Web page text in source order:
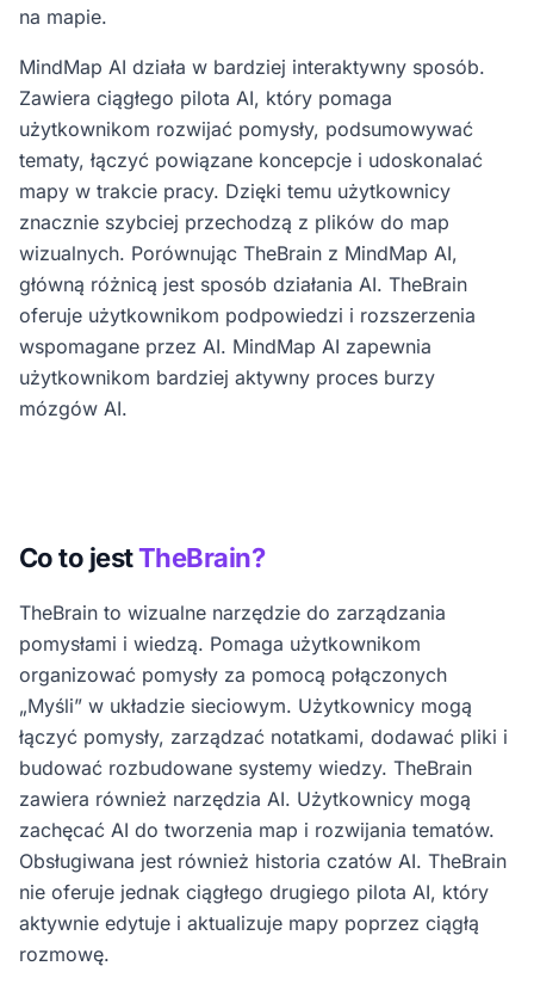
na mapie.
MindMap AI działa w bardziej interaktywny sposób.
Zawiera ciągłego pilota AI, który pomaga
użytkownikom rozwijać pomysły, podsumowywać
tematy, łączyć powiązane koncepcje i udoskonalać
mapy w trakcie pracy. Dzięki temu użytkownicy
znacznie szybciej przechodzą z plików do map
wizualnych. Porównując TheBrain z MindMap AI,
główną różnicą jest sposób działania AI. TheBrain
oferuje użytkownikom podpowiedzi i rozszerzenia
wspomagane przez AI. MindMap AI zapewnia
użytkownikom bardziej aktywny proces burzy
mózgów AI.
Co to jestTheBrain?
TheBrain to wizualne narzędzie do zarządzania
pomysłami i wiedzą. Pomaga użytkownikom
organizować pomysły za pomocą połączonych
„Myśli” w układzie sieciowym. Użytkownicy mogą
łączyć pomysły, zarządzać notatkami, dodawać pliki i
budować rozbudowane systemy wiedzy. TheBrain
zawiera również narzędzia AI. Użytkownicy mogą
zachęcać AI do tworzenia map i rozwijania tematów.
Obsługiwana jest również historia czatów AI. TheBrain
nie oferuje jednak ciągłego drugiego pilota AI, który
aktywnie edytuje i aktualizuje mapy poprzez ciągłą
rozmowę.